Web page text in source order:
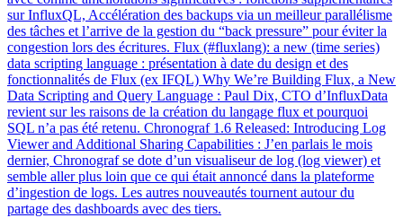
sur InfluxQL, Accélération des backups via un meilleur parallélisme
des tâches et l’arrive de la gestion du “back pressure” pour éviter la
congestion lors des écritures. Flux (#fluxlang): a new (time series)
data scripting language : présentation à date du design et des
fonctionnalités de Flux (ex IFQL) Why We’re Building Flux, a New
Data Scripting and Query Language : Paul Dix, CTO d’InfluxData
revient sur les raisons de la création du langage flux et pourquoi
SQL n’a pas été retenu. Chronograf 1.6 Released: Introducing Log
Viewer and Additional Sharing Capabilities : J’en parlais le mois
dernier, Chronograf se dote d’un visualiseur de log (log viewer) et
semble aller plus loin que ce qui était annoncé dans la plateforme
d’ingestion de logs. Les autres nouveautés tournent autour du
partage des dashboards avec des tiers.